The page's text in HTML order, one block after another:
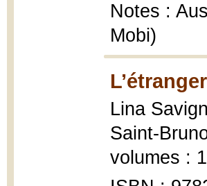
Notes :
Mobi)
Lina
Saint-
volumes :